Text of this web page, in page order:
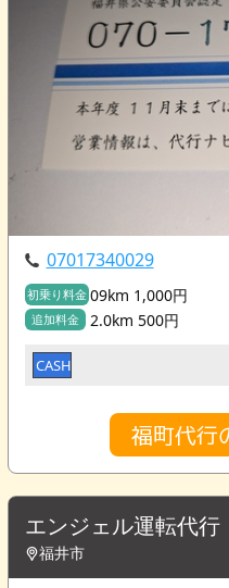
07017340029
初乗り料金 09km 1,000円
追加料金 2.0km 500円
CASH
福町代行
エンジェル運転代行
福井市